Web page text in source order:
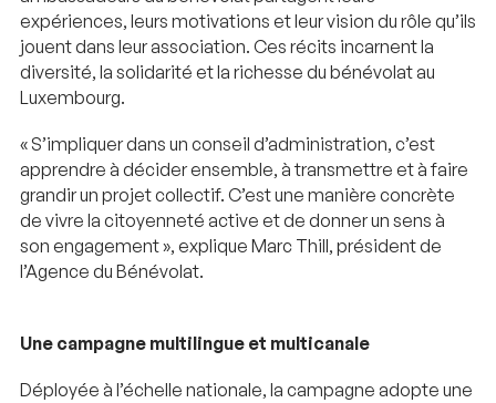
expériences, leurs motivations et leur vision du rôle qu’ils
jouent dans leur association. Ces récits incarnent la
diversité, la solidarité et la richesse du bénévolat au
Luxembourg.
« S’impliquer dans un conseil d’administration, c’est
apprendre à décider ensemble, à transmettre et à faire
grandir un projet collectif. C’est une manière concrète
de vivre la citoyenneté active et de donner un sens à
son engagement », explique Marc Thill, président de
l’Agence du Bénévolat.
Une campagne multilingue et multicanale
Déployée à l’échelle nationale, la campagne adopte une